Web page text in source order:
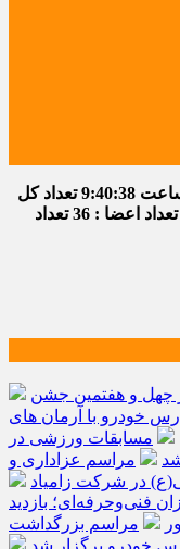
9:40:39تعداد کل
تعداد اعضا : 36
تعداد
چهل و هفتمین جشن
خودرو با آرمان های
مسابقات ورزشی در
مراسم عزاداری و
در شرکت زامیاد
فنی‌وحرفه‌ای؛ بازدید
مراسم بزرگداشت
خودرو برگزار شد